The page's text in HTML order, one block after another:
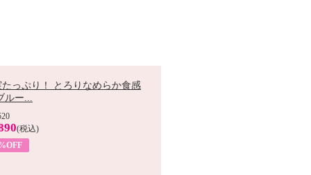
たっぷり！ とろりなめらか食感
ルー...
(税込)